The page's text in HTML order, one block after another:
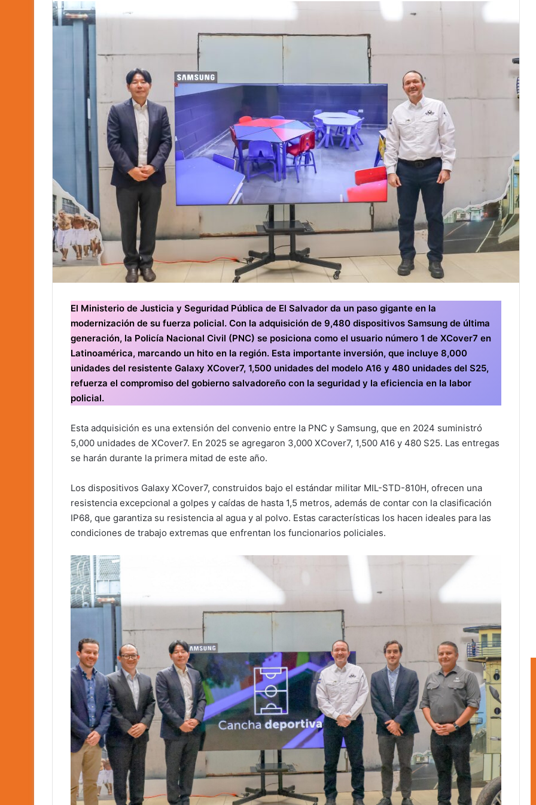
El Ministerio de Justicia y Seguridad Pública de El Salvador da un paso gigante en la
modernización de su fuerza policial. Con la adquisición de 9,480 dispositivos Samsung de última
generación, la Policía Nacional Civil (PNC) se posiciona como el usuario número 1 de XCover7 en
Latinoamérica, marcando un hito en la región. Esta importante inversión, que incluye 8,000
unidades del resistente Galaxy XCover7, 1,500 unidades del modelo A16 y 480 unidades del S25,
refuerza el compromiso del gobierno salvadoreño con la seguridad y la eficiencia en la labor
policial.
Esta adquisición es una extensión del convenio entre la PNC y Samsung, que en 2024 suministró
5,000 unidades de XCover7. En 2025 se agregaron 3,000 XCover7, 1,500 A16 y 480 S25. Las entregas
se harán durante la primera mitad de este año.
Los dispositivos Galaxy XCover7, construidos bajo el estándar militar MIL-STD-810H, ofrecen una
resistencia excepcional a golpes y caídas de hasta 1,5 metros, además de contar con la clasificación
IP68, que garantiza su resistencia al agua y al polvo. Estas características los hacen ideales para las
condiciones de trabajo extremas que enfrentan los funcionarios policiales.